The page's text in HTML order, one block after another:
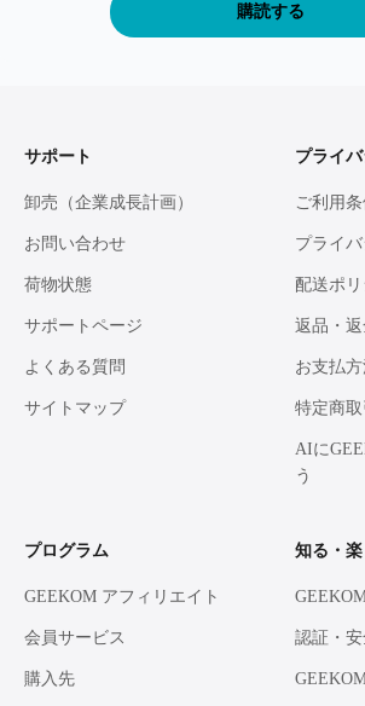
購読する
サポート
卸売（企業成長計画）
お問い合わせ
荷物状態
サポートページ
よくある質問
サイトマップ
プライ
ご利用
プライ
配送ポ
返品・
お支払
特定商
AIに
う
プログラム
GEEKOM アフィリエイト
会員サービス
購入先
知る・
認証・